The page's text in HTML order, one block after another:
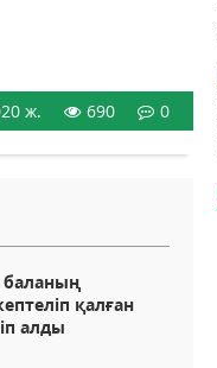
ж. 690 0
баланың
қалған
алды